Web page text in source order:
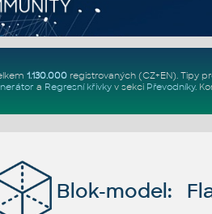
1.130.000registrovaných (CZ+EN). Tipy
a Regresní křivkyv sekci Převodníky.
Blok-model: